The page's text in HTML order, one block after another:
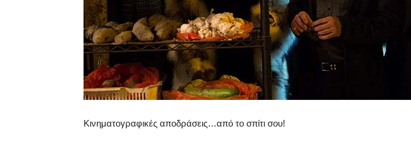
Κινηματογραφικές αποδράσεις…από το σπίτι σου!